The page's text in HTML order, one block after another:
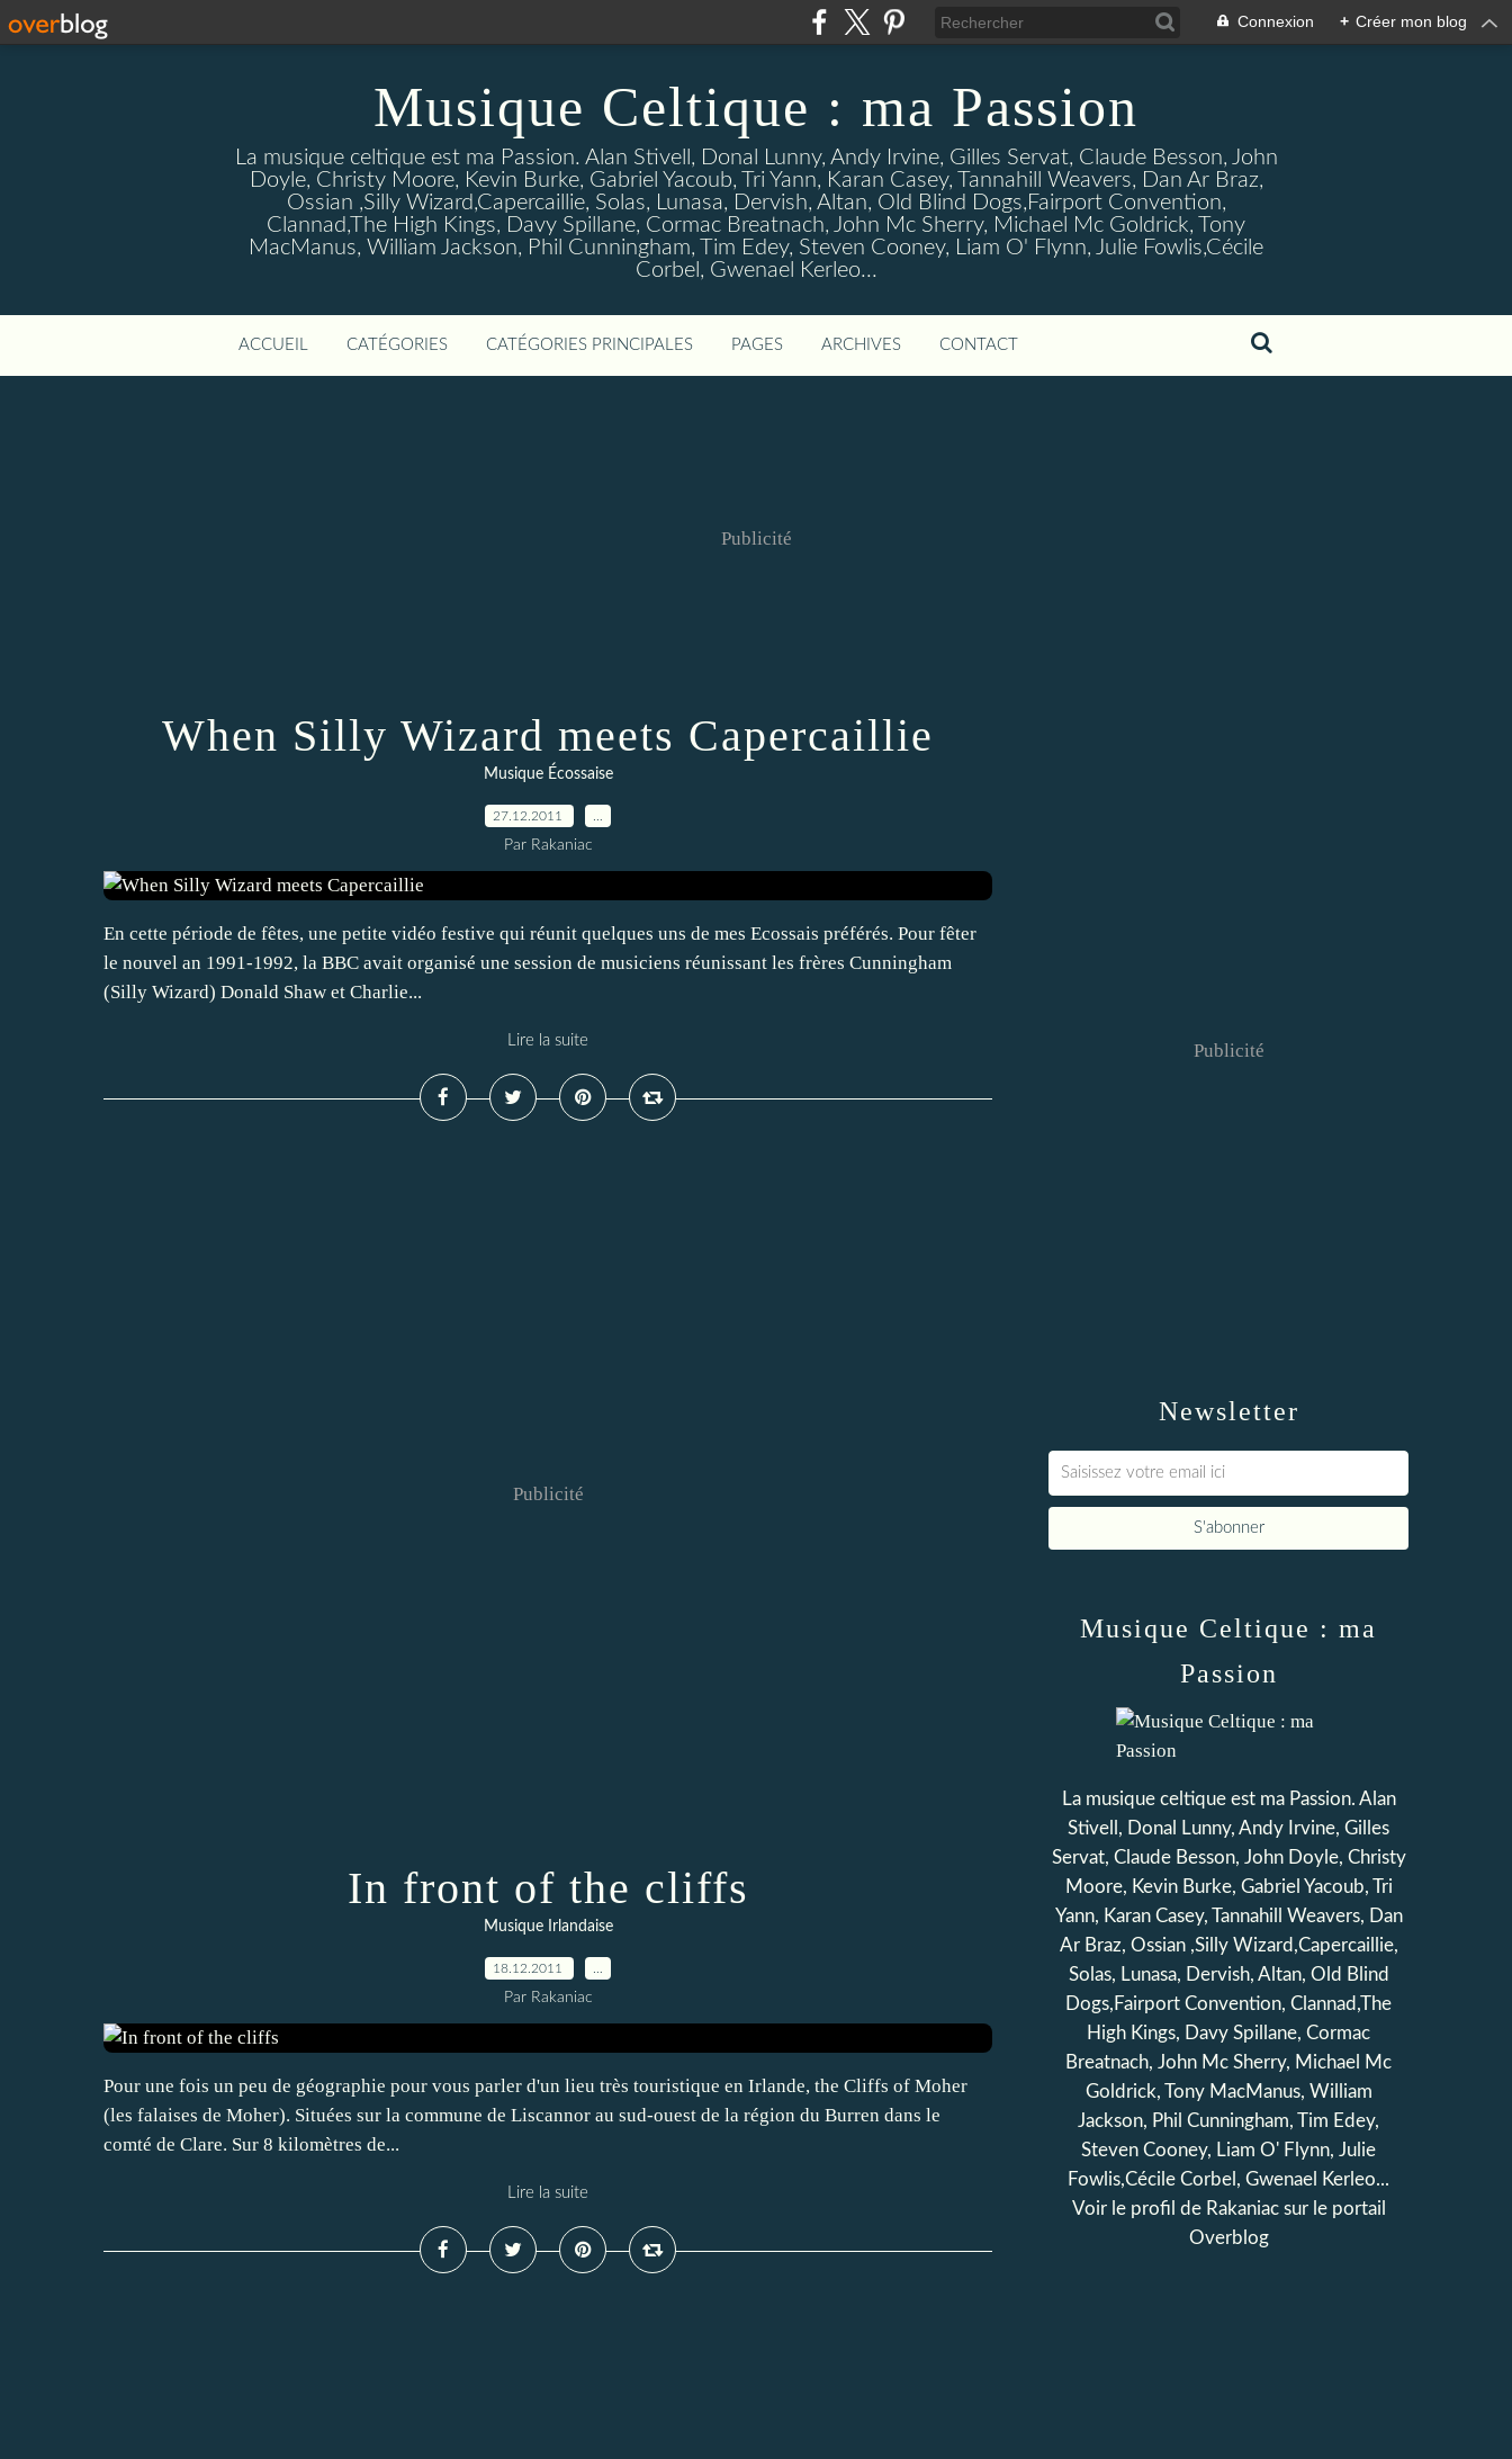
Connexion + Créer mon blog
Musique Celtique : ma Passion
La musique celtique est ma Passion. Alan Stivell, Donal Lunny, Andy Irvine, Gilles Servat, Claude Besson, John
Doyle, Christy Moore, Kevin Burke, Gabriel Yacoub, Tri Yann, Karan Casey, Tannahill Weavers, Dan Ar Braz,
Ossian ,Silly Wizard,Capercaillie, Solas, Lunasa, Dervish, Altan, Old Blind Dogs,Fairport Convention,
Clannad,The High Kings, Davy Spillane, Cormac Breatnach, John Mc Sherry, Michael Mc Goldrick, Tony
MacManus, William Jackson, Phil Cunningham, Tim Edey, Steven Cooney, Liam O' Flynn, Julie Fowlis,Cécile
Corbel, Gwenael Kerleo...
ACCUEIL CATÉGORIES CATÉGORIES PRINCIPALES PAGES ARCHIVES CONTACT
Publicité
When Silly Wizard meets Capercaillie
Musique Écossaise
27.12.2011
Par Rakaniac
En cette période de fêtes, une petite vidéo festive qui réunit quelques uns de mes Ecossais préférés. Pour fêter
le nouvel an 1991-1992, la BBC avait organisé une session de musiciens réunissant les frères Cunningham
(Silly Wizard) Donald Shaw et Charlie...
Lire la suite
Publicité
In front of the cliffs
Musique Irlandaise
18.12.2011
Par Rakaniac
Pour une fois un peu de géographie pour vous parler d'un lieu très touristique en Irlande, the Cliffs of Moher
(les falaises de Moher). Situées sur la commune de Liscannor au sud-ouest de la région du Burren dans le
comté de Clare. Sur 8 kilomètres de...
Lire la suite
Newsletter
Publicité
Musique Celtique : ma
Passion
La musique celtique est ma Passion. Alan
Stivell, Donal Lunny, Andy Irvine, Gilles
Servat, Claude Besson, John Doyle, Christy
Moore, Kevin Burke, Gabriel Yacoub, Tri
Yann, Karan Casey, Tannahill Weavers, Dan
Ar Braz, Ossian ,Silly Wizard,Capercaillie,
Solas, Lunasa, Dervish, Altan, Old Blind
Dogs,Fairport Convention, Clannad,The
High Kings, Davy Spillane, Cormac
Breatnach, John Mc Sherry, Michael Mc
Goldrick, Tony MacManus, William
Jackson, Phil Cunningham, Tim Edey,
Steven Cooney, Liam O' Flynn, Julie
Fowlis,Cécile Corbel, Gwenael Kerleo...
Voir le profil de Rakaniacsur le portail
Overblog